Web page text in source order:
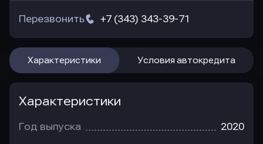
+7 (343) 343-39-71
Перезвонить
Характеристики Условия автокредита
Характеристики
Год выпуска 2020